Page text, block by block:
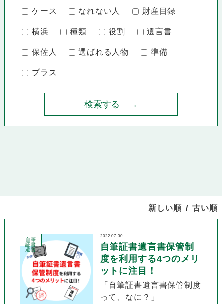
ケース なれない人 財産目録
横浜 種類 役割 遺言書
保佐人 選ばれる人物 準備
プラス
新しい順 古い順
自筆
証書
遺言
2022.07.30
自筆証書遺言書保管制
度を利用する4つのメリ
ットに注目！
「自筆証書遺言書保管制度
って、なに？」